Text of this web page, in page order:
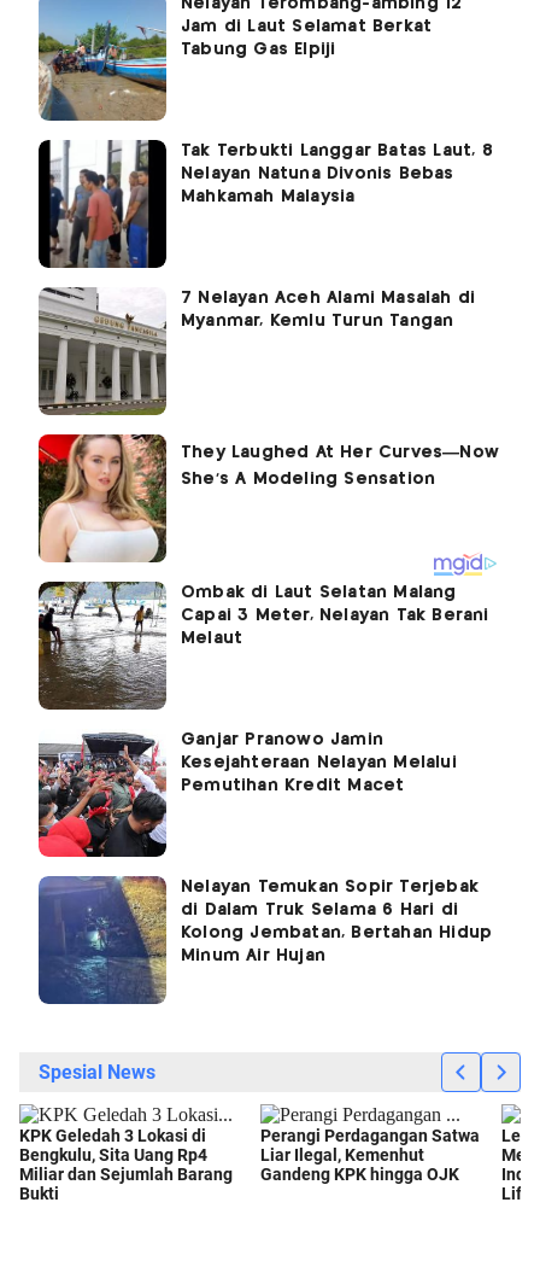
Nelayan Terombang-ambing 12
Jam di Laut Selamat Berkat
Tabung Gas Elpiji
Tak Terbukti Langgar Batas Laut, 8
Nelayan Natuna Divonis Bebas
Mahkamah Malaysia
7 Nelayan Aceh Alami Masalah di
Myanmar, Kemlu Turun Tangan
Ombak di Laut Selatan Malang
Capai 3 Meter, Nelayan Tak Berani
Melaut
Ganjar Pranowo Jamin
Kesejahteraan Nelayan Melalui
Pemutihan Kredit Macet
Nelayan Temukan Sopir Terjebak
di Dalam Truk Selama 6 Hari di
Kolong Jembatan, Bertahan Hidup
Minum Air Hujan